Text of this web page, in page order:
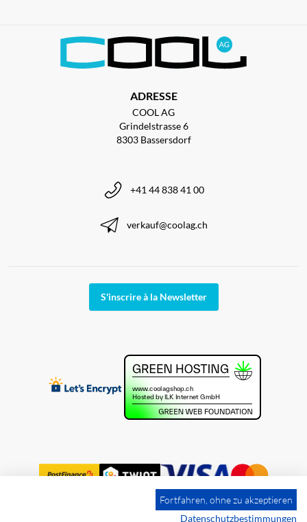
ADRESSE
COOL AG
Grindelstrasse 6
8303 Bassersdorf
+41 44 838 41 00
verkauf@coolag.ch
S'inscrire à la Newsletter
Fortfahren, ohne zu akzeptieren
Datenschutzbestimmungen